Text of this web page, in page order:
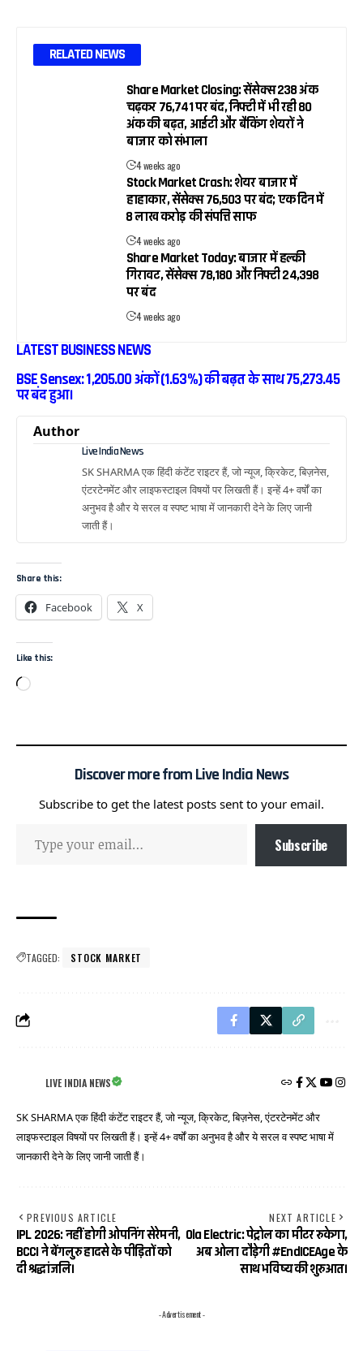
RELATED NEWS
Share Market Closing: सेंसेक्स 238 अंक
चढ़कर 76,741 पर बंद, निफ्टी में भी रही 80
अंक की बढ़त, आईटी और बैंकिंग शेयरों ने
बाजार को संभाला
4 weeks ago
Stock Market Crash: शेयर बाजार में
हाहाकार, सेंसेक्स 76,503 पर बंद; एक दिन में
₹8 लाख करोड़ की संपत्ति साफ
4 weeks ago
Share Market Today: बाजार में हल्की
गिरावट, सेंसेक्स 78,180 और निफ्टी 24,398
पर बंद
4 weeks ago
LATEST BUSINESS NEWS
BSE Sensex: 1,205.00 अंकों (1.63%) की बढ़त के साथ 75,273.45
पर बंद हुआ।
Author
Live India News
SK SHARMA एक हिंदी कंटेंट राइटर हैं, जो न्यूज, क्रिकेट, बिज़नेस,
एंटरटेनमेंट और लाइफस्टाइल विषयों पर लिखती हैं। इन्हें 4+ वर्षों का
अनुभव है और ये सरल व स्पष्ट भाषा में जानकारी देने के लिए जानी
जाती हैं।
Share this:
Facebook X
Like this:
Discover more from Live India News
Subscribe to get the latest posts sent to your email.
Subscribe
TAGGED: STOCK MARKET
LIVE INDIA NEWS
SK SHARMA एक हिंदी कंटेंट राइटर हैं, जो न्यूज, क्रिकेट, बिज़नेस, एंटरटेनमेंट और
लाइफस्टाइल विषयों पर लिखती हैं। इन्हें 4+ वर्षों का अनुभव है और ये सरल व स्पष्ट भाषा में
जानकारी देने के लिए जानी जाती हैं।
PREVIOUS ARTICLE
IPL 2026: नहीं होगी ओपनिंग सेरेमनी,
BCCI ने बेंगलुरु हादसे के पीड़ितों को
दी श्रद्धांजलि।
NEXT ARTICLE
Ola Electric: पेट्रोल का मीटर रुकेगा,
अब ओला दौड़ेगी #EndICEAge के
साथ भविष्य की शुरुआत।
- Advertisement -